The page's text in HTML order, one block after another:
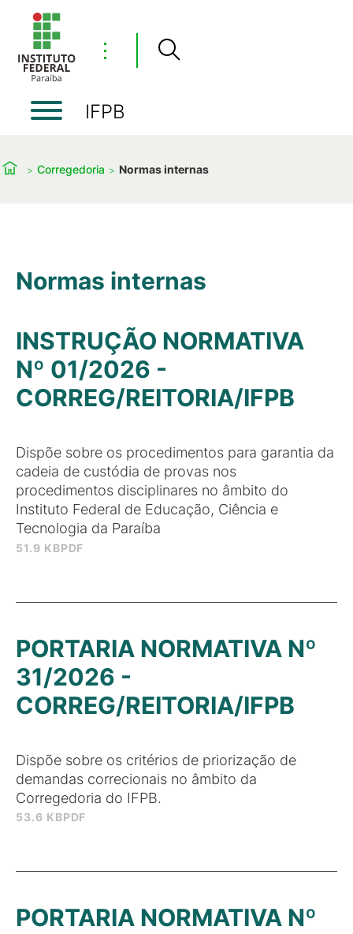
⋮
IFPB
Corregedoria Normas internas
Normas internas
51.9 KBPDF
INSTRUÇÃO NORMATIVA
Nº 01/2026 -
CORREG/REITORIA/IFPB
Dispõe sobre os procedimentos para garantia da
cadeia de custódia de provas nos
procedimentos disciplinares no âmbito do
Instituto Federal de Educação, Ciência e
Tecnologia da Paraíba
53.6 KBPDF
PORTARIA NORMATIVA Nº
31/2026 -
CORREG/REITORIA/IFPB
Dispõe sobre os critérios de priorização de
demandas correcionais no âmbito da
Corregedoria do IFPB.
PORTARIA NORMATIVA Nº